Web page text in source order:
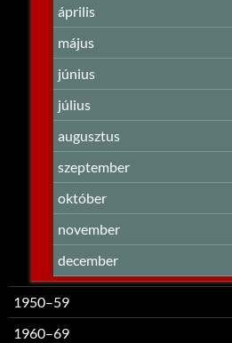
április
május
június
július
augusztus
szeptember
október
november
december
1950–59
1960–69